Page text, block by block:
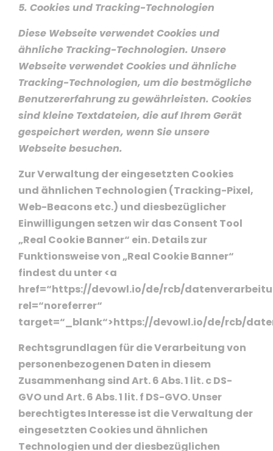
5. Cookies und Tracking-Technologien
Diese Webseite verwendet Cookies und
ähnliche Tracking-Technologien. Unsere
Webseite verwendet Cookies und ähnliche
Tracking-Technologien, um die bestmögliche
Benutzererfahrung zu gewährleisten. Cookies
sind kleine Textdateien, die auf Ihrem Gerät
gespeichert werden, wenn Sie unsere
Webseite besuchen.
Zur Verwaltung der eingesetzten Cookies
und ähnlichen Technologien (Tracking-Pixel,
Web-Beacons etc.) und diesbezüglicher
Einwilligungen setzen wir das Consent Tool
„Real Cookie Banner“ ein. Details zur
Funktionsweise von „Real Cookie Banner“
findest du unter <a
href=“https://devowl.io/de/rcb/
rel=“noreferrer“
target=“_blank“>https://devowl.io/de/rcb/
Rechtsgrundlagen für die Verarbeitung von
personenbezogenen Daten in diesem
Zusammenhang sind Art. 6 Abs. 1 lit. c DS-
GVO und Art. 6 Abs. 1 lit. f DS-GVO. Unser
berechtigtes Interesse ist die Verwaltung der
eingesetzten Cookies und ähnlichen
Technologien und der diesbezüglichen